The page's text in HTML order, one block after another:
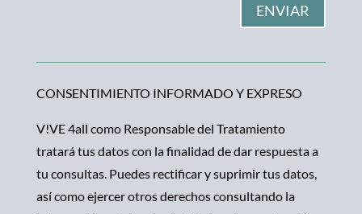
ENVIAR
CONSENTIMIENTO INFORMADO Y EXPRESO
V!VE 4all como Responsable del Tratamiento
tratará tus datos con la finalidad de dar respuesta a
tu consultas. Puedes rectificar y suprimir tus datos,
así como ejercer otros derechos consultando la